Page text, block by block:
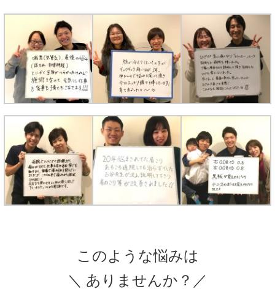
このような悩みは
＼ ありませんか？／